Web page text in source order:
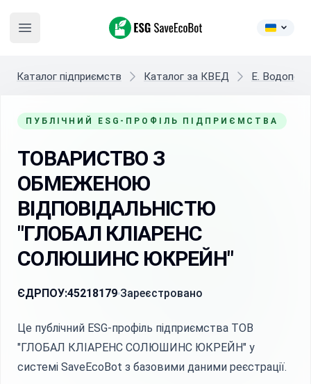
Open main menu
ESG SaveEcoBot
Каталог підприємств Каталог за КВЕД E.
ПУБЛІЧНИЙ ESG-ПРОФІЛЬ ПІДПРИЄМСТВА
ТОВАРИСТВО З
ОБМЕЖЕНОЮ
ВІДПОВІДАЛЬНІСТЮ
"ГЛОБАЛ КЛІАРЕНС
СОЛЮШИНС ЮКРЕЙН"
ЄДРПОУ:45218179 Зареєстровано
Це публічний ESG-профіль підприємства ТОВ
"ГЛОБАЛ КЛІАРЕНС СОЛЮШИНС ЮКРЕЙН" у
системі SaveEcoBot з базовими даними реєстрації.